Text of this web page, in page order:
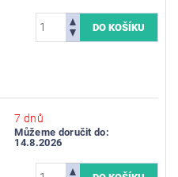
7 dnů
Můžeme doručit do:
14.8.2026